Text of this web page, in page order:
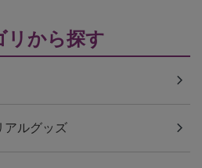
リから探す
アルグッズ